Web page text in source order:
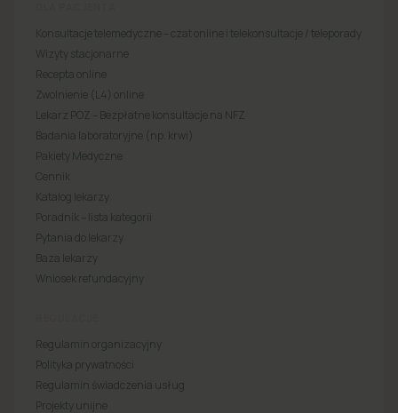
Konsultacje telemedyczne – czat online i telekonsultacje / teleporady
Wizyty stacjonarne
Recepta online
Zwolnienie (L4) online
Lekarz POZ – Bezpłatne konsultacje na NFZ
Badania laboratoryjne (np. krwi)
Pakiety Medyczne
Cennik
Katalog lekarzy
Poradnik – lista kategorii
Pytania do lekarzy
Baza lekarzy
Wniosek refundacyjny
Regulamin organizacyjny
Polityka prywatności
Regulamin świadczenia usług
Projekty unijne